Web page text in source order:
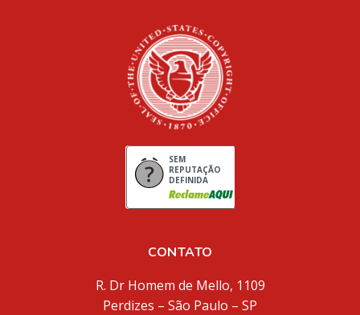
SEM
REPUTAÇÃO
DEFINIDA
CONTATO
R. Dr Homem de Mello, 1109
Perdizes – São Paulo – SP